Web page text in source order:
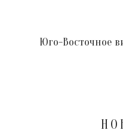
Юго-Восточное